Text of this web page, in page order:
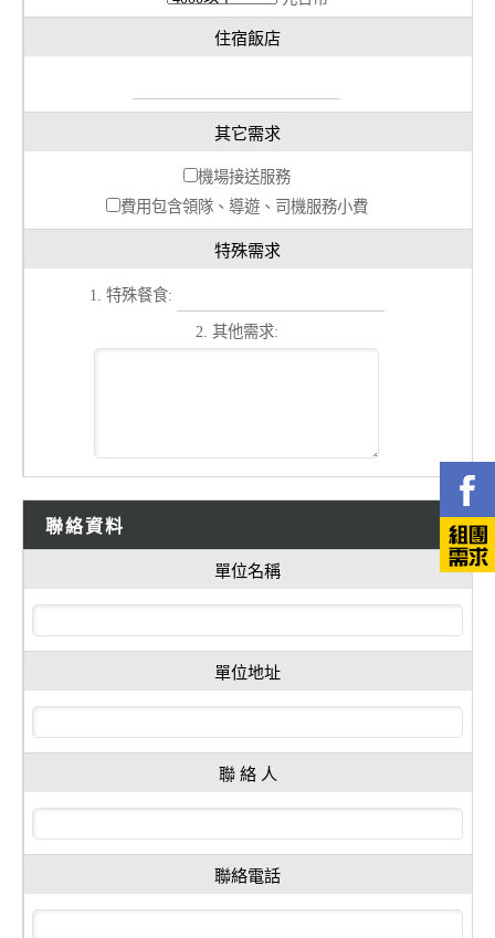
住宿飯店
其它需求
機場接送服務
費用包含領隊、導遊、司機服務小費
特殊需求
1. 特殊餐食:
2. 其他需求:
聯絡資料
單位名稱
單位地址
聯 絡 人
聯絡電話